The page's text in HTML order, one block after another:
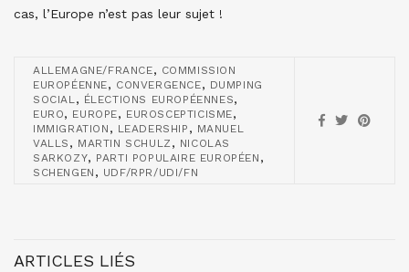
cas, l’Europe n’est pas leur sujet !
ALLEMAGNE/FRANCE, COMMISSION
EUROPÉENNE, CONVERGENCE, DUMPING
SOCIAL, ÉLECTIONS EUROPÉENNES,
EURO, EUROPE, EUROSCEPTICISME,
IMMIGRATION , LEADERSHIP , MANUEL
VALLS , MARTIN SCHULZ , NICOLAS
SARKOZY, PARTI POPULAIRE EUROPÉEN ,
SCHENGEN , UDF/RPR/UDI/FN
ARTICLES LIÉS